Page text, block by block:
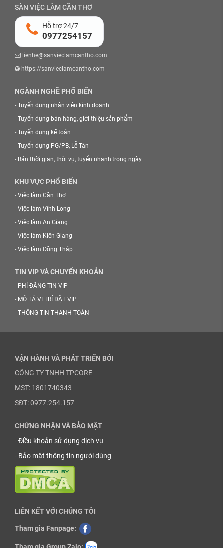
SÀN VIỆC LÀM CẦN THƠ
Hỗ trợ 24/7
0977254157
lienhe@sanvieclamcantho.com
https://sanvieclamcantho.com
NGÀNH NGHỀ PHỔ BIẾN
- Tuyển dụng nhân viên kinh doanh
- Tuyển dụng bán hàng, giới thiệu sản phẩm
- Tuyển dụng kế toán
- Tuyển dụng PG/PB, Lễ Tân
- Bán thời gian, thời vụ, tuyển nhanh trong ngày
KHU VỰC PHỔ BIẾN
- Việc làm Cần Thơ
- Việc làm Vĩnh Long
- Việc làm An Giang
- Việc làm Kiên Giang
- Việc làm Đồng Tháp
TIN VIP VÀ CHUYỂN KHOẢN
- PHÍ ĐĂNG TIN VIP
- MÔ TẢ VỊ TRÍ ĐẶT VIP
- THÔNG TIN THANH TOÁN
VẬN HÀNH VÀ PHÁT TRIỂN BỞI
CÔNG TY TNHH TPCORE
MST: 1801740343
SĐT: 0977.254.157
CHỨNG NHẬN VÀ BẢO MẬT
-Điều khoản sử dụng dịch vụ
- Bảo mật thông tin người dùng
LIÊN KẾT VỚI CHÚNG TÔI
Tham gia Fanpage: